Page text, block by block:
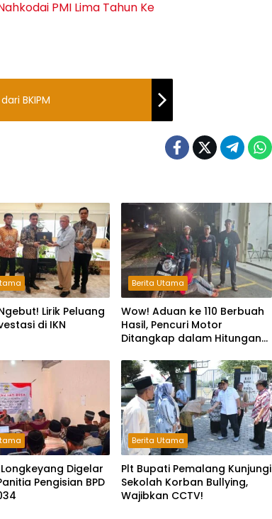
PMI Lima Tahun Ke
BKIPM
Lirik Peluang
di IKN
Berita Utama
Wow! Aduan ke 110 Berbuah
Hasil, Pencuri Motor
Ditangkap dalam Hitungan
Digelar
Pengisian BPD
Berita Utama
Plt Bupati Pemalang Kunjungi
Sekolah Korban Bullying,
Wajibkan CCTV!